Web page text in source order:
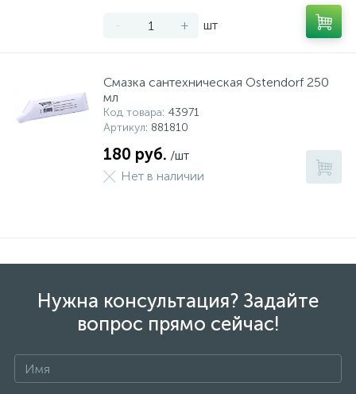
- + шт
Смазка сантехническая Ostendorf 250
мл
Код товара: 43971
Артикул: 881810
180 руб. /шт
Нет в наличии
Нужна консультация? Задайте
вопрос прямо сейчас!